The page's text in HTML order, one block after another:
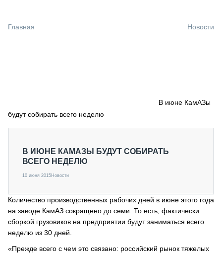
СПЕЦПРОЕКТЫ
О ПРОЕКТЕ
Главная Новости
В июне КамАЗы
будут собирать всего неделю
В ИЮНЕ КАМАЗЫ БУДУТ СОБИРАТЬ
ВСЕГО НЕДЕЛЮ
10 июня 2015Новости
Количество производственных рабочих дней в июне этого года
на заводе КамАЗ сокращено до семи. То есть, фактически
сборкой грузовиков на предприятии будут заниматься всего
неделю из 30 дней.
«Прежде всего с чем это связано: российский рынок тяжелых